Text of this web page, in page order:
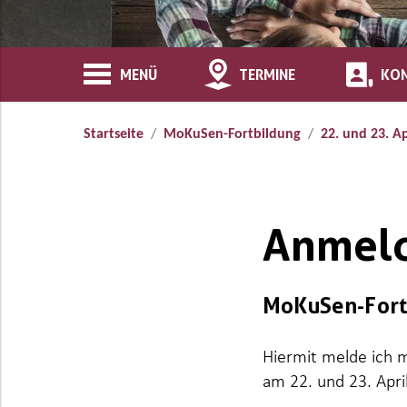
MENÜ TERMINE
Startseite MoKuSen-Fortbildung 22. und 23.
MoKuSen-
Hiermit melde ich
am 22. und 23.